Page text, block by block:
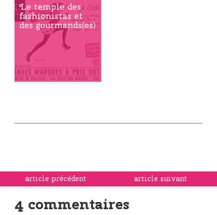
Le temple des
fashionistas et
des gourmands(es)
article précédent article suivant
4 commentaires